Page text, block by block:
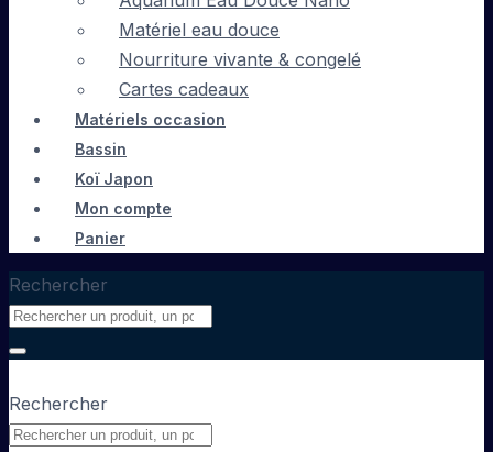
Matériel eau douce
Nourriture vivante & congelé
Cartes cadeaux
Matériels occasion
Bassin
Koï Japon
Mon compte
Panier
Rechercher
Rechercher